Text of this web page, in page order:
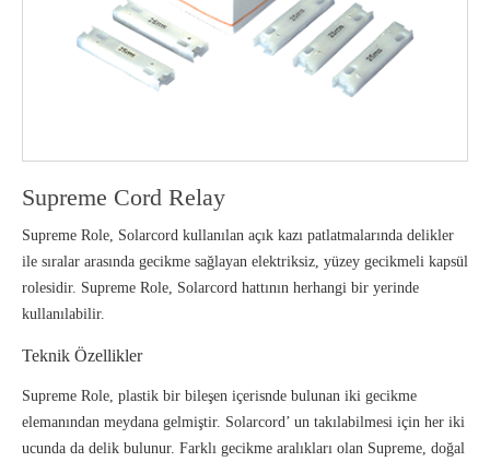
Supreme Cord Relay
Supreme Role, Solarcord kullanılan açık kazı patlatmalarında delikler
ile sıralar arasında gecikme sağlayan elektriksiz, yüzey gecikmeli kapsül
rolesidir. Supreme Role, Solarcord hattının herhangi bir yerinde
kullanılabilir.
Teknik Özellikler
Supreme Role, plastik bir bileşen içerisnde bulunan iki gecikme
elemanından meydana gelmiştir. Solarcord’ un takılabilmesi için her iki
ucunda da delik bulunur. Farklı gecikme aralıkları olan Supreme, doğal